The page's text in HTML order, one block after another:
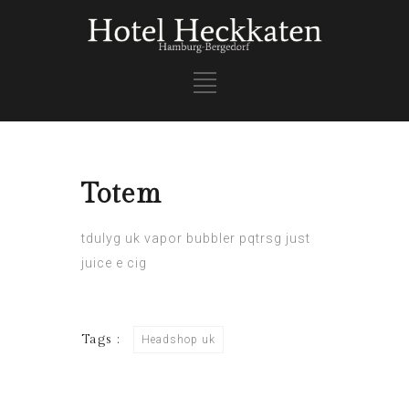
Totem
tdulyg uk vapor bubbler pqtrsg just
juice e cig
Tags : Headshop uk